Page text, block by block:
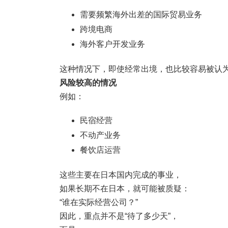
需要频繁海外出差的国际贸易业务
跨境电商
海外客户开发业务
这种情况下，即使经常出境，也比较容易被认
风险较高的情况
例如：
民宿经营
不动产业务
餐饮店运营
这些主要在日本国内完成的事业，
如果长期不在日本，就可能被质疑：
“谁在实际经营公司？”
因此，重点并不是“待了多少天”，